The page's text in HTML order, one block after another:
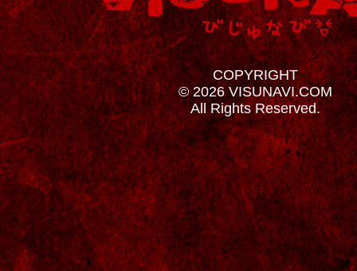
COPYRIGHT
© 2026 VISUNAVI.COM
All Rights Reserved.